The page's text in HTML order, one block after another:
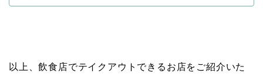
以上、飲食店でテイクアウトできるお店をご紹介いた